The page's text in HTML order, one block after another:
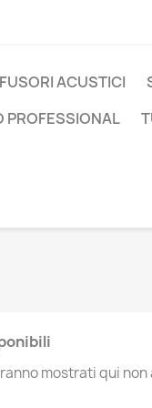
ACUSTICI
PROFESSIONAL
mostrati qui non